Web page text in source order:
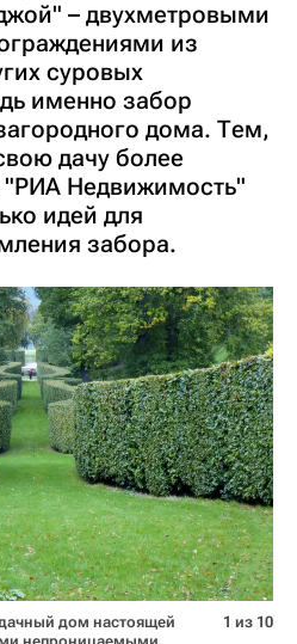
– двухметровыми
из
суровых
именно забор
дома. Тем,
дачу более
"РИА Недвижимость"
идей для
забора.
дом настоящей
1 из 10